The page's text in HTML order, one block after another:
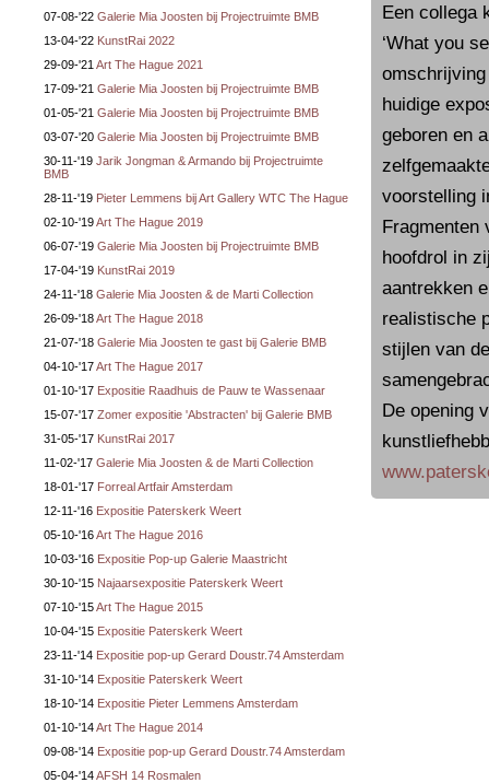
07-08-'22 Galerie Mia Joosten bij Projectruimte BMB
13-04-'22 KunstRai 2022
29-09-'21 Art The Hague 2021
17-09-'21 Galerie Mia Joosten bij Projectruimte BMB
01-05-'21 Galerie Mia Joosten bij Projectruimte BMB
03-07-'20 Galerie Mia Joosten bij Projectruimte BMB
30-11-'19 Jarik Jongman & Armando bij Projectruimte
BMB
28-11-'19 Pieter Lemmens bij Art Gallery WTC The Hague
02-10-'19Art The Hague 2019
06-07-'19 Galerie Mia Joosten bij Projectruimte BMB
17-04-'19 KunstRai 2019
24-11-'18 Galerie Mia Joosten & de Marti Collection
26-09-'18Art The Hague 2018
21-07-'18 Galerie Mia Joosten te gast bij Galerie BMB
04-10-'17Art The Hague 2017
01-10-'17 Expositie Raadhuis de Pauw te Wassenaar
15-07-'17 Zomer expositie 'Abstracten' bij Galerie BMB
31-05-'17 KunstRai 2017
11-02-'17 Galerie Mia Joosten & de Marti Collection
18-01-'17 Forreal Artfair Amsterdam
12-11-'16 Expositie Paterskerk Weert
05-10-'16Art The Hague 2016
10-03-'16 Expositie Pop-up Galerie Maastricht
30-10-'15 Najaarsexpositie Paterskerk Weert
07-10-'15Art The Hague 2015
10-04-'15 Expositie Paterskerk Weert
23-11-'14 Expositie pop-up Gerard Doustr.74 Amsterdam
31-10-'14 Expositie Paterskerk Weert
18-10-'14 Expositie Pieter Lemmens Amsterdam
01-10-'14Art The Hague 2014
09-08-'14 Expositie pop-up Gerard Doustr.74 Amsterdam
05-04-'14AFSH 14 Rosmalen
Een collega
‘What you
huidige
geboren en
voorstelling
Fragmenten
hoofdrol in
aantrekken
realistische
stijlen van
De opening